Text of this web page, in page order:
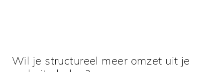
Wil je structureel meer omzet uit je